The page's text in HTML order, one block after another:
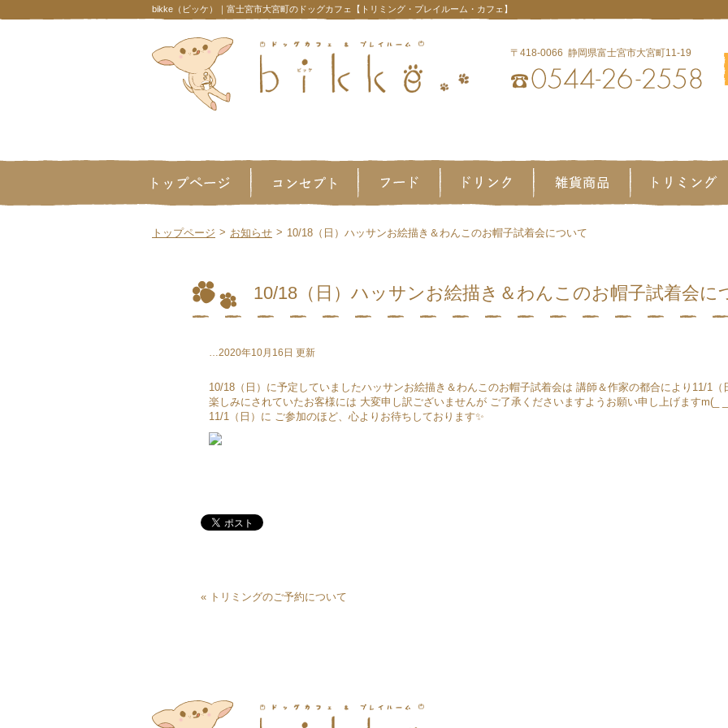
bikke（ビッケ）｜富士宮市大宮町のドッグカフェ【トリミング・プレイルーム・カフェ】
〒418-0066 静岡県富士宮市大宮町11-19
トップページ > お知らせ > 10/18（日）ハッサンお絵描き＆わんこのお帽子試着会について
10/18（日）ハッサンお絵描き＆わんこのお帽子試着会に
…2020年10月16日 更新
10/18（日）に予定していましたハッサンお絵描き＆わんこのお帽子試着会は 講師＆作家の都合により11/1
楽しみにされていたお客様には 大変申し訳ございませんが ご了承くださいますようお願い申し上げますm(_
11/1（日）に ご参加のほど、心よりお待ちしております✨
« トリミングのご予約について